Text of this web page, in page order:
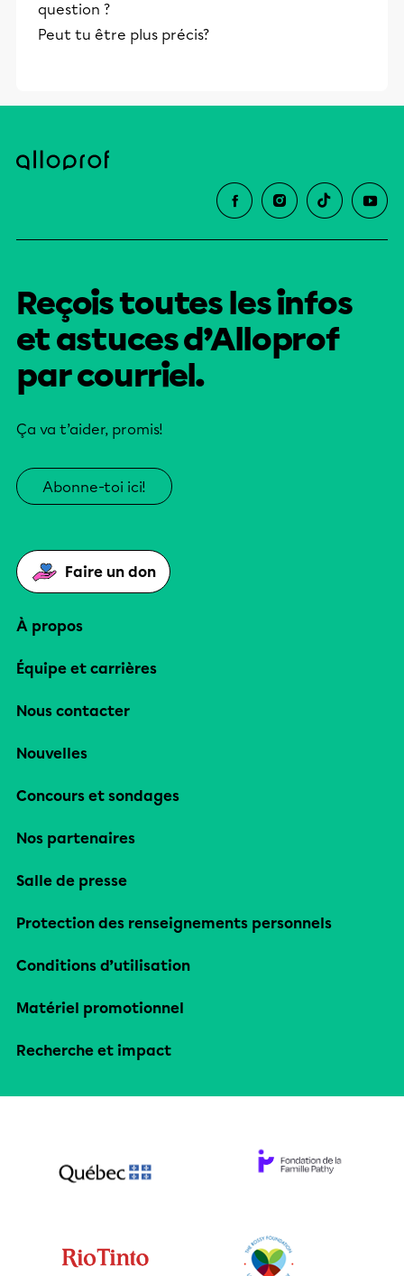
question ?
Peut tu être plus précis?
Reçois toutes les infos
et astuces d’Alloprof
par courriel.
Ça va t’aider, promis!
Abonne-toi ici!
Faire un don
À propos
Équipe et carrières
Nous contacter
Nouvelles
Concours et sondages
Nos partenaires
Salle de presse
Protection des renseignements personnels
Conditions d’utilisation
Matériel promotionnel
Recherche et impact